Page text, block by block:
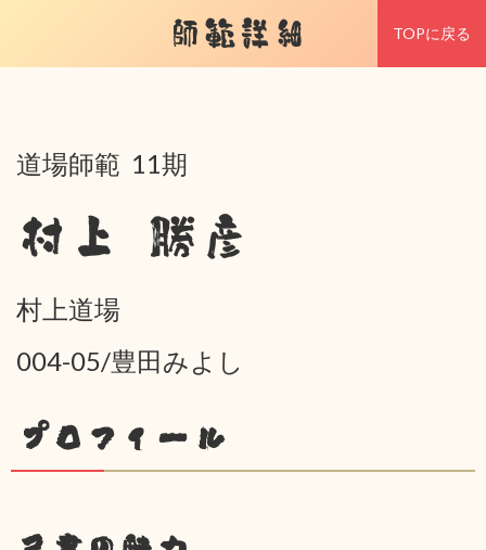
師範詳細 TOPに戻る
道場師範 11期
村上 勝彦
村上道場
004-05/豊田みよし
プロフィール